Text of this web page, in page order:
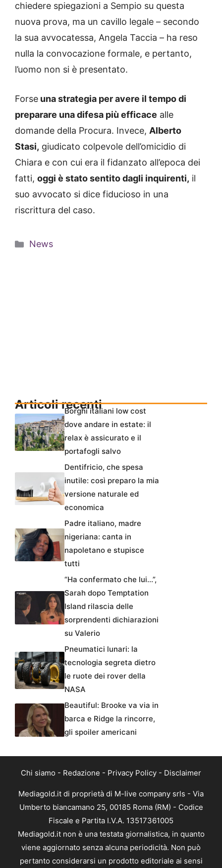
chiedere spiegazioni a Sempio su questa
nuova prova, ma un cavillo legale – secondo
la sua avvocatessa, Angela Taccia – ha reso
nulla la convocazione formale, e pertanto,
l’uomo non si è presentato.
Forse una strategia per avere il tempo di
preparare una difesa più efficace alle
domande della Procura. Invece, Alberto
Stasi, giudicato colpevole dell’omicidio di
Chiara e con cui era il fidanzato all’epoca dei
fatti, oggi è stato sentito dagli inquirenti, il
suo avvocato si dice fiducioso in una
riscrittura del caso.
Categorie
News
Articoli recentiBorghi italiani low cost
dove andare in estate: il
relax è assicurato e il
portafogli salvo
Dentifricio, che spesa
inutile: così preparo la mia
versione naturale ed
economica
Padre italiano, madre
nigeriana: canta in
napoletano e stupisce
tutti
“Ha confermato che lui…”,
Sarah dopo Temptation
Island rilascia delle
sorprendenti dichiarazioni
su Valerio
Pneumatici lunari: la
tecnologia segreta dietro
le ruote dei rover della
NASA
Beautiful: Brooke va via in
barca e Ridge la rincorre,
gli spoiler americani
Chi siamo - Redazione - Privacy Policy - Disclaimer
Mediagold.it di proprietà di M-live company srls - Via
Umberto biancamano 25, 00185 Roma (RM) - Codice
Fiscale e Partita I.V.A. 13517361005
Mediagold.it non è una testata giornalistica, in quanto
viene aggiornato senza alcuna periodicità. Non può
pertanto considerarsi un prodotto editoriale ai sensi